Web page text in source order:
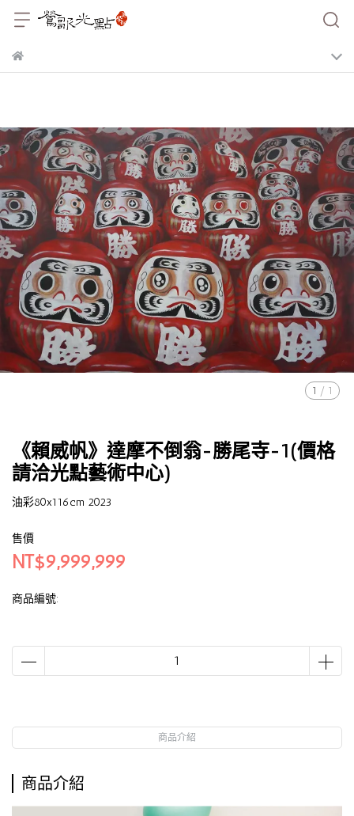
1 / 1
《賴威帆》達摩不倒翁-勝尾寺-1(價格
請洽光點藝術中心)
油彩80x116cm 2023
售價
NT$9,999,999
商品編號:
商品介紹
商品介紹